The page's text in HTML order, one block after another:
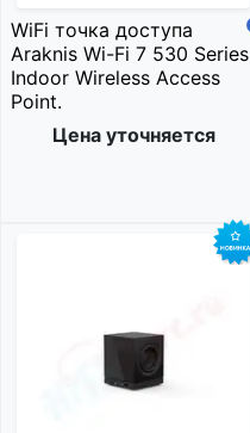
WiFi точка доступа
Araknis Wi-Fi 7 530 Series
Indoor Wireless Access
Point.
Цена уточняется